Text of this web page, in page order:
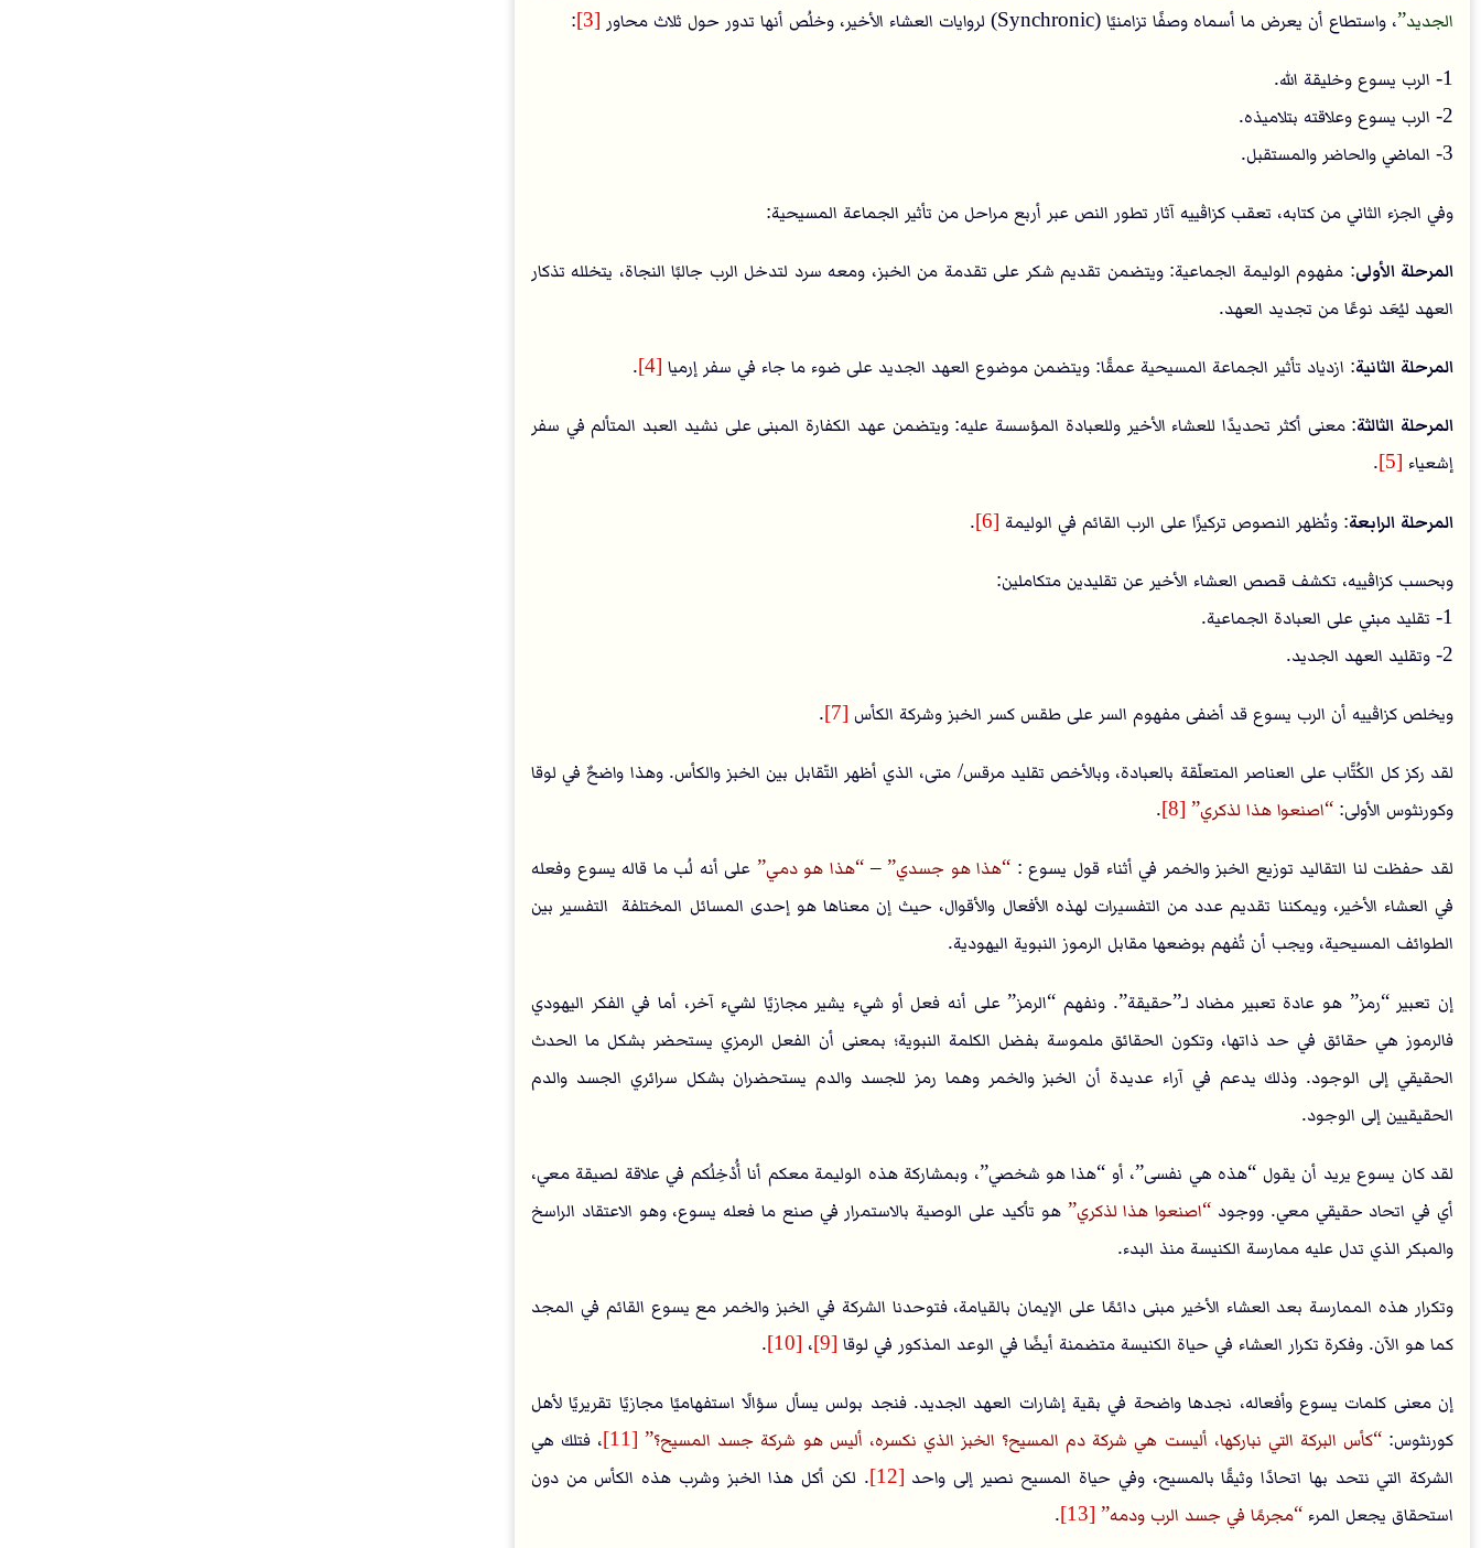
الجديد ، واستطاع أن يعرض ما أسماه وصفًا تزامنيًا (Synchronic) لروايات العشاء الأخير، وخلُص أنها تدور حول ثلاث محاور [3]
:
1- الرب يسوع وخليقة الله.
2- الرب يسوع وعلاقته بتلاميذه.
3- الماضي والحاضر والمستقبل.
وفي الجزء الثاني من كتابه، تعقب كزاڤييه آثار تطور النص عبر أربع مراحل من تأثير الجماعة المسيحية:
المرحلة الأولى: مفهوم الوليمة الجماعية: ويتضمن تقديم شكر على تقدمة من الخبز، ومعه سرد لتدخل الرب جالبًا النجاة، يتخلله تذكار
العهد ليُعَد نوعًا من تجديد العهد.
المرحلة الثانية: ازدياد تأثير الجماعة المسيحية عمقًا: ويتضمن موضوع العهد الجديد على ضوء ما جاء في سفر إرميا [4]
.
المرحلة الثالثة: معنى أكثر تحديدًا للعشاء الأخير وللعبادة المؤسسة عليه: ويتضمن عهد الكفارة المبنى على نشيد العبد المتألم في سفر
إشعياء [5]
.
المرحلة الرابعة: وتُظهر النصوص تركيزًا على الرب القائم في الوليمة [6]
.
وبحسب كزاڤييه، تكشف قصص العشاء الأخير عن تقليدين متكاملين:
1- تقليد مبني على العبادة الجماعية.
2- وتقليد العهد الجديد.
ويخلص كزاڤييه أن الرب يسوع قد أضفى مفهوم السر على طقس كسر الخبز وشركة الكأس [7]
.
لقد ركز كل الكُتَّاب على العناصر المتعلّقة بالعبادة، وبالأخص تقليد مرقس/ متى، الذي أظهر التّقابل بين الخبز والكأس. وهذا واضحٌ في لوقا
وكورنثوس الأولى:
اصنعوا هذا لذكري [8]
.
لقد حفظت لنا التقاليد توزيع الخبز والخمر في أثناء قول يسوع : هذا هو جسدي – هذا هو دمي
على أنه لُب ما قاله يسوع وفعله
في العشاء الأخير، ويمكننا تقديم عدد من التفسيرات لهذه الأفعال والأقوال، حيث إن معناها هو إحدى المسائل المختلفة التفسير بين
الطوائف المسيحية، ويجب أن تُفهم بوضعها مقابل الرموز النبوية اليهودية.
إن تعبير “رمز” هو عادة تعبير مضاد لـ”حقيقة”. ونفهم “الرمز” على أنه فعل أو شيء يشير مجازيًا لشيء آخر، أما في الفكر اليهودي
فالرموز هي حقائق في حد ذاتها، وتكون الحقائق ملموسة بفضل الكلمة النبوية؛ بمعنى أن الفعل الرمزي يستحضر بشكل ما الحدث
الحقيقي إلى الوجود. وذلك يدعم في آراء عديدة أن الخبز والخمر وهما رمز للجسد والدم يستحضران بشكل سرائري الجسد والدم
الحقيقيين إلى الوجود.
لقد كان يسوع يريد أن يقول “هذه هي نفسى”، أو “هذا هو شخصي”، وبمشاركة هذه الوليمة معكم أنا أُدْخِلُكم في علاقة لصيقة معي،
أي في اتحاد حقيقي معي. ووجود
اصنعوا هذا لذكري هو تأكيد على الوصية بالاستمرار في صنع ما فعله يسوع، وهو الاعتقاد الراسخ
والمبكر الذي تدل عليه ممارسة الكنيسة منذ البدء.
وتكرار هذه الممارسة بعد العشاء الأخير مبنى دائمًا على الإيمان بالقيامة، فتوحدنا الشركة في الخبز والخمر مع يسوع القائم في المجد
كما هو الآن. وفكرة تكرار العشاء في حياة الكنيسة متضمنة أيضًا في الوعد المذكور في لوقا [9] ، [10]
.
إن معنى كلمات يسوع وأفعاله، نجدها واضحة في بقية إشارات العهد الجديد. فنجد بولس يسأل سؤالًا استفهاميًا مجازيًا تقريريًا لأهل
كورنثوس: كأس البركة التي نباركها، أليست هي شركة دم المسيح؟ الخبز الذي نكسره، أليس هو شركة جسد المسيح؟ [11]
، فتلك هي
الشركة التي نتحد بها اتحادًا وثيقًا بالمسيح، وفي حياة المسيح نصير إلى واحد [12]
. لكن أكل هذا الخبز وشرب هذه الكأس من دون
استحقاق يجعل المرء
مجرمًا في جسد الرب ودمه [13]
.